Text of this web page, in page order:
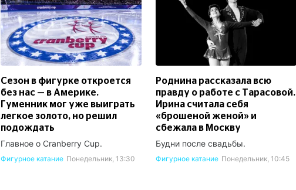
Сезон в фигурке откроется
без нас — в Америке.
Гуменник мог уже выиграть
легкое золото, но решил
подождать
Главное о Cranberry Cup.
Фигурное катание Понедельник, 13:30
Роднина рассказала всю
правду о работе с Тарасовой.
Ирина считала себя
«брошеной женой» и
сбежала в Москву
Будни после свадьбы.
Фигурное катание Понедельник, 10:45